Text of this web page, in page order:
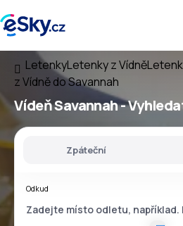
LetenkyLetenky z Vídně
z Vídně do Savannah
Vídeň Savannah-
Zpáteční
Odkud